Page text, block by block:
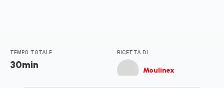
TEMPO TOTALE
30min
RICETTA DI
Moulinex